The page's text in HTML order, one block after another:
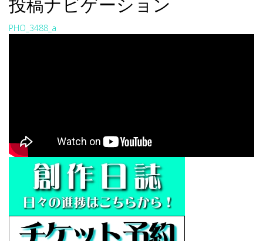
投稿ナビゲーション
PHO_3488_a